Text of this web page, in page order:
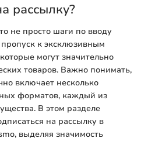
рассылку?
не просто шаги по вводу
к эксклюзивным
могут значительно
товаров. Важно понимать,
включает несколько
форматов, каждый из
В этом разделе
на рассылку в
выделяя значимость